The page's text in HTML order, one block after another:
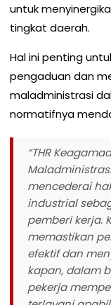
untuk
tingkat daerah.
Hal ini penting
pengaduan dan
maladministrasi
normatifnya
“THR
mencederai
industrial
pemberi kerja.
memastikan
efektif dan
kapan, dalam
pekerja